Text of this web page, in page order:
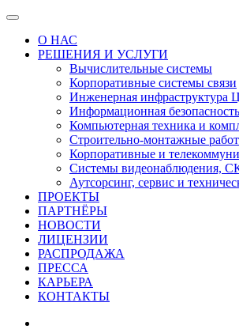
О НАС
РЕШЕНИЯ И УСЛУГИ
Вычислительные системы
Корпоративные системы связи
Инженерная инфраструктура
Информационная безопасность
Компьютерная техника и
Строительно-монтажные
Корпоративные и
Системы видеонаблюдения,
Аутсорсинг, сервис и
ПРОЕКТЫ
ПАРТНЁРЫ
НОВОСТИ
ЛИЦЕНЗИИ
РАСПРОДАЖА
ПРЕССА
КАРЬЕРА
КОНТАКТЫ